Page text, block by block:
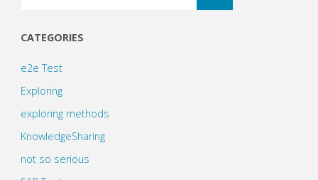
CATEGORIES
e2e Test
Exploring
exploring methods
KnowledgeSharing
not so serious